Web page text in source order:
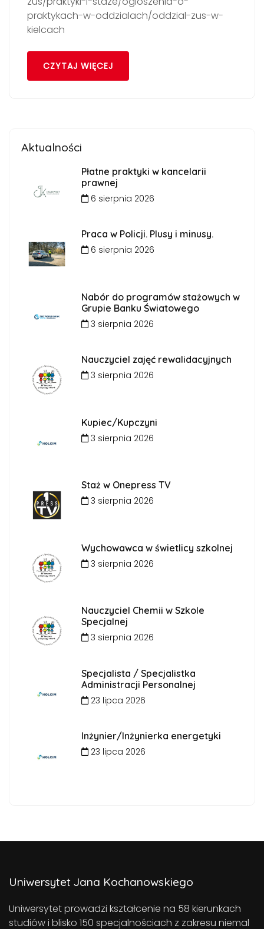
praktykach-w-oddzialach/oddzial-zus-w-
kielcach
CZYTAJ WIĘCEJ
Aktualności
Płatne praktyki w kancelarii
prawnej
6 sierpnia 2026
Praca w Policji. Plusy i minusy.
6 sierpnia 2026
Nabór do programów stażowych w
Grupie Banku Światowego
3 sierpnia 2026
Nauczyciel zajęć rewalidacyjnych
3 sierpnia 2026
Kupiec/Kupczyni
3 sierpnia 2026
Staż w Onepress TV
3 sierpnia 2026
Wychowawca w świetlicy szkolnej
3 sierpnia 2026
Nauczyciel Chemii w Szkole
Specjalnej
3 sierpnia 2026
Specjalista / Specjalistka
Administracji Personalnej
23 lipca 2026
Inżynier/Inżynierka energetyki
23 lipca 2026
Uniwersytet Jana Kochanowskiego
Uniwersytet prowadzi kształcenie na 58 kierunkach
studiów i blisko 150 specjalnościach z zakresu niemal